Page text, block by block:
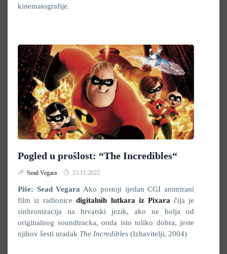
kinematografije.
Pogled u prošlost: “The Incredibles“
Sead Vegara 23.11.2022.
Piše: Sead Vegara Ako postoji ijedan CGI animirani
film iz radionicedigitalnih lutkara iz Pixara čija je
sinhronizacija na hrvatski jezik, ako ne bolja od
originalnog soundtracka, onda isto toliko dobra, jeste
njihov šesti uradak The Incredibles (Izbavitelji, 2004)